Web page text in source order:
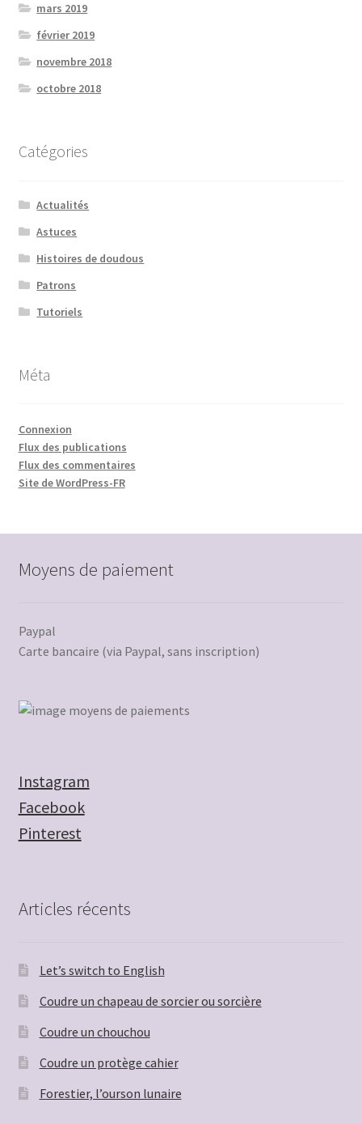
mars 2019
février 2019
novembre 2018
octobre 2018
Catégories
Actualités
Astuces
Histoires de doudous
Patrons
Tutoriels
Méta
Connexion
Flux des publications
Flux des commentaires
Site de WordPress-FR
Moyens de paiement
Paypal
Carte bancaire (via Paypal, sans inscription)
Instagram
Facebook
Pinterest
Articles récents
Let’s switch to English
Coudre un chapeau de sorcier ou sorcière
Coudre un chouchou
Coudre un protège cahier
Forestier, l’ourson lunaire